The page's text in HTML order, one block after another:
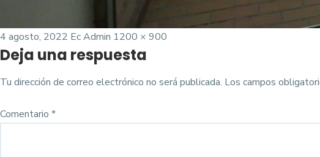
Posted
on
4 agosto, 2022 Ec Admin Tamaño
completo
1200 × 900
Deja una respuesta
Tu dirección de correo electrónico no será publicada. Los campos
Comentario *